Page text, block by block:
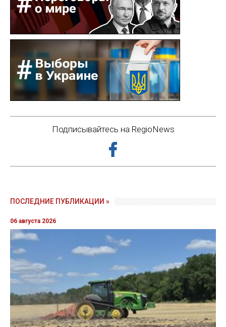
Подписывайтесь на RegioNews
ПОСЛЕДНИЕ ПУБЛИКАЦИИ »
06 августа 2026